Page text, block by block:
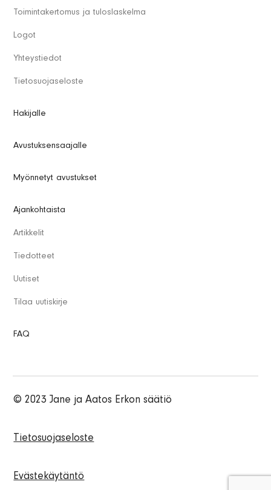
Toimintakertomus ja tuloslaskelma
Logot
Yhteystiedot
Tietosuojaseloste
Hakijalle
Avustuksensaajalle
Myönnetyt avustukset
Ajankohtaista
Artikkelit
Tiedotteet
Uutiset
Tilaa uutiskirje
FAQ
© 2023 Jane ja Aatos Erkon säätiö
Tietosuojaseloste
Evästekäytäntö